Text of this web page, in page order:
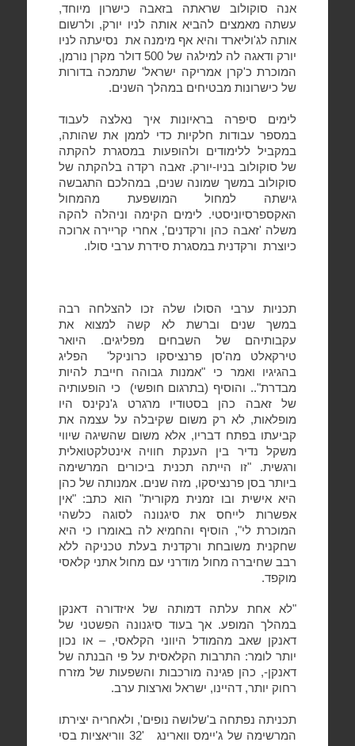
אנה סוקולוב שראתה בזאבה כישרון מיוחד,
עשתה מאמצים להביא אותה לניו יורק, ולרשום
אותה לג'וליארד והיא אף מימנה את
נסיעתה לניו
יורק ודאגה לה למילגה של 500 דולר מקרן נורמן,
המוכרת כ'קרן אמריקה ישראל' שתמכה בדורות
של כישרונות מבטיחים במהלך השנים.
לימים סיפרה בראיונות איך נאלצה לעבוד
במספר עבודות חלקיות כדי לממן את שהותה,
במקביל ללימודים ולהופעות במסגרת להקתה
של סוקולוב בניו-יורק. זאבה רקדה בלהקתה של
סוקולוב במשך שמונה שנים, במהלכם התגבשה
גישתה למחול המושפעת מהמחול
האקספרסיוניסטי. לימים הקימה וניהלה להקה
משלה 'זאבה כהן ורקדנים', אחרי קריירה ארוכה
כיוצרת ורקדנית במסגרת סידרת ערבי סולו.
תכניות ערבי הסולו שלה זכו להצלחה רבה
במשך שנים וברשת לא קשה למצוא את
עקבותיהם של השבחים מפליגים. היואר
טירקאלט מה'סן פרנציסקו כרוניקל'
הפליג
בהגיגיו ואמר כי "אמנות גבוהה חייבת להיות
מבדרת".. והוסיף (בתרגום חופשי)
כי הופעותיה
של זאבה כהן בסטודיו מרגרט ג'נקינס היו
מופלאות, לא רק משום שקיבלה על עצמה את
קביעתו בפתח דבריו, אלא משום שהשיגה שיווי
משקל נדיר בין הענקת חוויה אינטלקטואלית
ורגשית. "זו הייתה תכנית ביכורים המרשימה
ביותר בסן פרנציסקו, מזה שנים. אמנותה של כהן
היא אישית ובו זמנית מקורית" הוא כתב: "אין
אפשרות לייחס את סיגנונה לסוגה כלשהי
המוכרת לי", הוסיף והחמיא לה באומרו כי היא
שחקנית משובחת ורקדנית בעלת טכניקה ללא
רבב שחיברה מחול מודרני עם מחול אתני קלאסי
מוקפד.
"לא אחת עלתה דמותה של איזדורה דאנקן
במהלך המופע. אך בעוד סיגנונה הפשטני של
דאנקן שאב מהמודל היווני הקלאסי, – או נכון
יותר לומר: התרבות הקלאסית על פי הבנתה של
דאנקן-, כהן פגינה מורכבות והשפעות של מזרח
רחוק יותר, דהיינו, ישראל וארצות ערב.
תכניתה נפתחה ב'שלושה נופים', ולאחריה יצירתו
המרשימה של ג'יימס ווארינג
'32 ווריאציות בסי